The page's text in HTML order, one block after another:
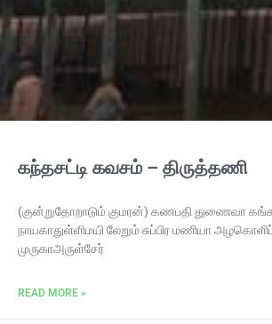
கந்தசட்டி கவசம் – திருத்தணி
(குன்றுதோறாடும் குமரன்) கணபதி துணைவா
நாயகாதுள்ளிமயி லேறும் சுப்பிர மணியா
முருகாஅருள்சேர்
READ MORE »